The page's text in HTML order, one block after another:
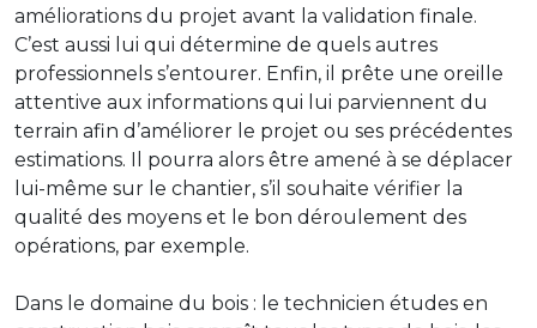
améliorations du projet avant la validation finale.
C’est aussi lui qui détermine de quels autres
professionnels s’entourer. Enfin, il prête une oreille
attentive aux informations qui lui parviennent du
terrain afin d’améliorer le projet ou ses précédentes
estimations. Il pourra alors être amené à se déplacer
lui-même sur le chantier, s’il souhaite vérifier la
qualité des moyens et le bon déroulement des
opérations, par exemple.
Dans le domaine du bois : le technicien études en